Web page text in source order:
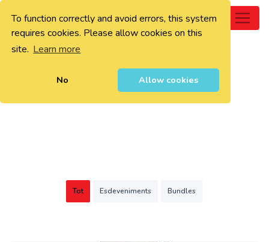
To function correctly and avoid errors, this system
requires cookies. Please allow cookies on this
site. Learn more
No Allow cookies
0
Tot Esdeveniments Bundles